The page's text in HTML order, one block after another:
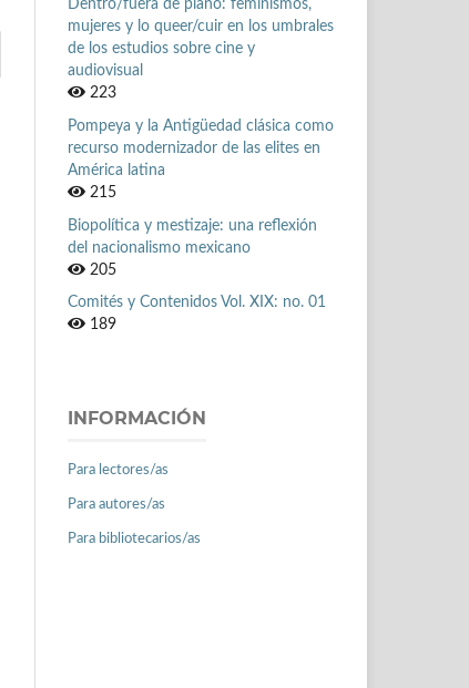
Dentro/fuera de plano: feminismos,
mujeres y lo queer/cuir en los umbrales
de los estudios sobre cine y
audiovisual
223
Pompeya y la Antigüedad clásica como
recurso modernizador de las elites en
América latina
215
Biopolítica y mestizaje: una reflexión
del nacionalismo mexicano
205
Comités y Contenidos Vol. XIX: no. 01
189
INFORMACIÓN
Para lectores/as
Para autores/as
Para bibliotecarios/as